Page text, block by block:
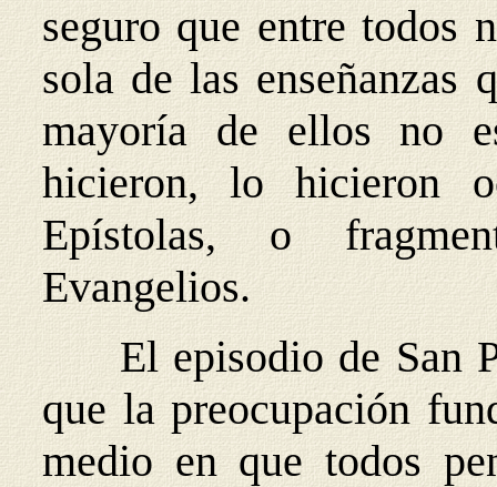
seguro que entre todos
sola de las enseñanzas
mayoría de ellos no
hicieron, lo hicieron
Epístolas, o
Evangelios.
El episodio de San
que la preocupación
medio en que todos